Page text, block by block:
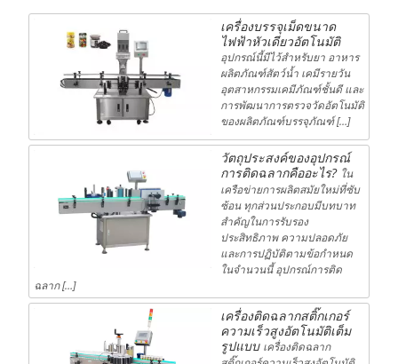
เครื่องบรรจุเม็ดขนาด
ไฟฟ้าหัวเดียวอัตโนมัติ
อุปกรณ์นี้มีไว้สำหรับยา อาหาร
ผลิตภัณฑ์สัตว์น้ำ เคมีรายวัน
อุตสาหกรรมเคมีภัณฑ์ชั้นดี และ
การพัฒนาการตรวจวัดอัตโนมัติ
ของผลิตภัณฑ์บรรจุภัณฑ์ […]
วัตถุประสงค์ของอุปกรณ์
การติดฉลากคืออะไร? ใน
เครือข่ายการผลิตสมัยใหม่ที่ซับ
ซ้อน ทุกส่วนประกอบมีบทบาท
สำคัญในการรับรอง
ประสิทธิภาพ ความปลอดภัย
และการปฏิบัติตามข้อกำหนด
ในจำนวนนี้ อุปกรณ์การติด
ฉลาก […]
เครื่องติดฉลากสติ๊กเกอร์
ความเร็วสูงอัตโนมัติเต็ม
รูปแบบ เครื่องติดฉลาก